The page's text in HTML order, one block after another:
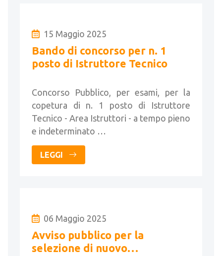
15 Maggio 2025
Bando di concorso per n. 1
posto di Istruttore Tecnico
Concorso Pubblico, per esami, per la
copetura di n. 1 posto di Istruttore
Tecnico - Area Istruttori - a tempo pieno
e indeterminato …
LEGGI
06 Maggio 2025
Avviso pubblico per la
selezione di nuovo